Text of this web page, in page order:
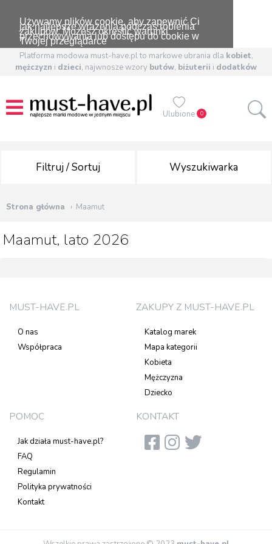
Używamy plików cookie, aby zapewnić Ci
jak najlepsze wrażenia podczas robienia
zakupów. Możesz określić warunki
przechowywania lub dostępu do cookie w
Twojej przeglądarce
Platforma modowa must-have.pl to markowe ubrania dla kobiet,
mężczyzn i dzieci, najwnosze wzory butów, biżuterii i dodatków
Ulubione 0
Filtruj / Sortuj Wyszukiwarka
Strona główna Maamut
Maamut, lato 2026
MUST-HAVE.PL
O nas
Współpraca
ZAKUPY Z MUST-HAVE.PL
Katalog marek
Mapa kategorii
Kobieta
Mężczyzna
Dziecko
POMOC
Jak działa must-have.pl?
FAQ
Regulamin
Polityka prywatności
Kontakt
KONTAKT